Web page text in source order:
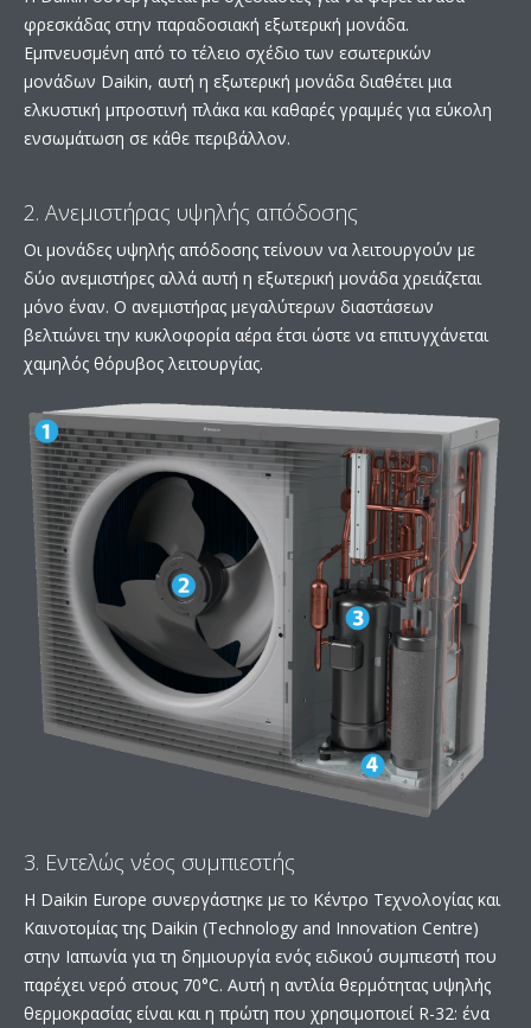
φρεσκάδας στην παραδοσιακή εξωτερική μονάδα.
Εμπνευσμένη από το τέλειο σχέδιο των εσωτερικών
μονάδων Daikin, αυτή η εξωτερική μονάδα διαθέτει μια
ελκυστική μπροστινή πλάκα και καθαρές γραμμές για εύκολη
ενσωμάτωση σε κάθε περιβάλλον.
2. Ανεμιστήρας υψηλής απόδοσης
Οι μονάδες υψηλής απόδοσης τείνουν να λειτουργούν με
δύο ανεμιστήρες αλλά αυτή η εξωτερική μονάδα χρειάζεται
μόνο έναν. Ο ανεμιστήρας μεγαλύτερων διαστάσεων
βελτιώνει την κυκλοφορία αέρα έτσι ώστε να επιτυγχάνεται
χαμηλός θόρυβος λειτουργίας.
3. Εντελώς νέος συμπιεστής
Η Daikin Europe συνεργάστηκε με το Κέντρο Τεχνολογίας και
Καινοτομίας της Daikin (Technology and Innovation Centre)
στην Ιαπωνία για τη δημιουργία ενός ειδικού συμπιεστή που
παρέχει νερό στους 70°C. Αυτή η αντλία θερμότητας υψηλής
θερμοκρασίας είναι και η πρώτη που χρησιμοποιεί R-32: ένα